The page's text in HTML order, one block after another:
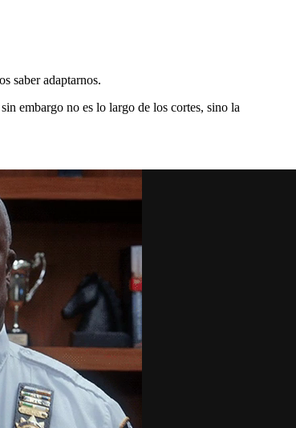
saber adaptarnos.
embargo no es lo largo de los cortes, sino la